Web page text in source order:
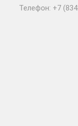
Телефон: +7